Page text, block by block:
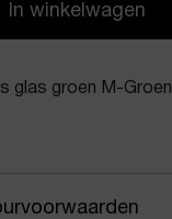
In winkelwagen
glas groen M-Groen